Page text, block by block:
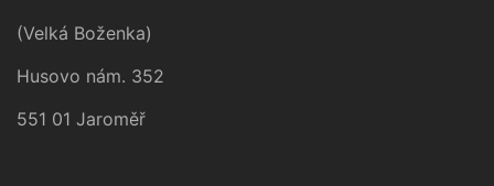
(Velká Boženka)
Husovo nám. 352
551 01 Jaroměř